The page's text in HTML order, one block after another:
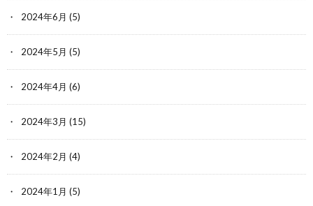
2024年6月 (5)
2024年5月 (5)
2024年4月 (6)
2024年3月 (15)
2024年2月 (4)
2024年1月 (5)